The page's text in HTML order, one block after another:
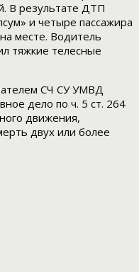
В результате ДТП
и четыре пассажира
месте. Водитель
тяжкие телесные
СЧ СУ УМВД
дело по ч. 5 ст. 264
движения,
двух или более